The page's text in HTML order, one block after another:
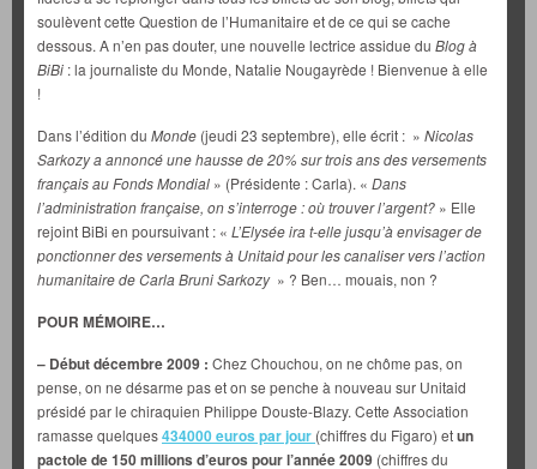
soulèvent cette Question de l’Humanitaire et de ce qui se cache
dessous. A n’en pas douter, une nouvelle lectrice assidue du Blog à
BiBi : la journaliste du Monde, Natalie Nougayrède ! Bienvenue à elle
!
Dans l’édition du Monde (jeudi 23 septembre), elle écrit : » Nicolas
Sarkozy a annoncé une hausse de 20% sur trois ans des versements
français au Fonds Mondial » (Présidente : Carla). « Dans
l’administration française, on s’interroge : où trouver l’argent? » Elle
rejoint BiBi en poursuivant : « L’Elysée ira t-elle jusqu’à envisager de
ponctionner des versements à Unitaid pour les canaliser vers l’action
humanitaire de Carla Bruni Sarkozy» ? Ben… mouais, non ?
POUR MÉMOIRE…
– Début décembre 2009 : Chez Chouchou, on ne chôme pas, on
pense, on ne désarme pas et on se penche à nouveau sur Unitaid
présidé par le chiraquien Philippe Douste-Blazy. Cette Association
ramasse quelques434000 euros par jour (chiffres du Figaro) etun
pactole de 150 millions d’euros pour l’année 2009 (chiffres du